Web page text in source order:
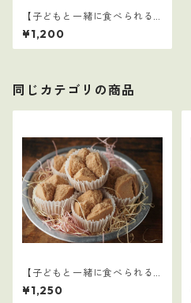
【子どもと一緒に食べられる
ごはん】12
¥1,200
同じカテゴリの商品
【子どもと一緒に食べられる
ごはん】28
¥1,250